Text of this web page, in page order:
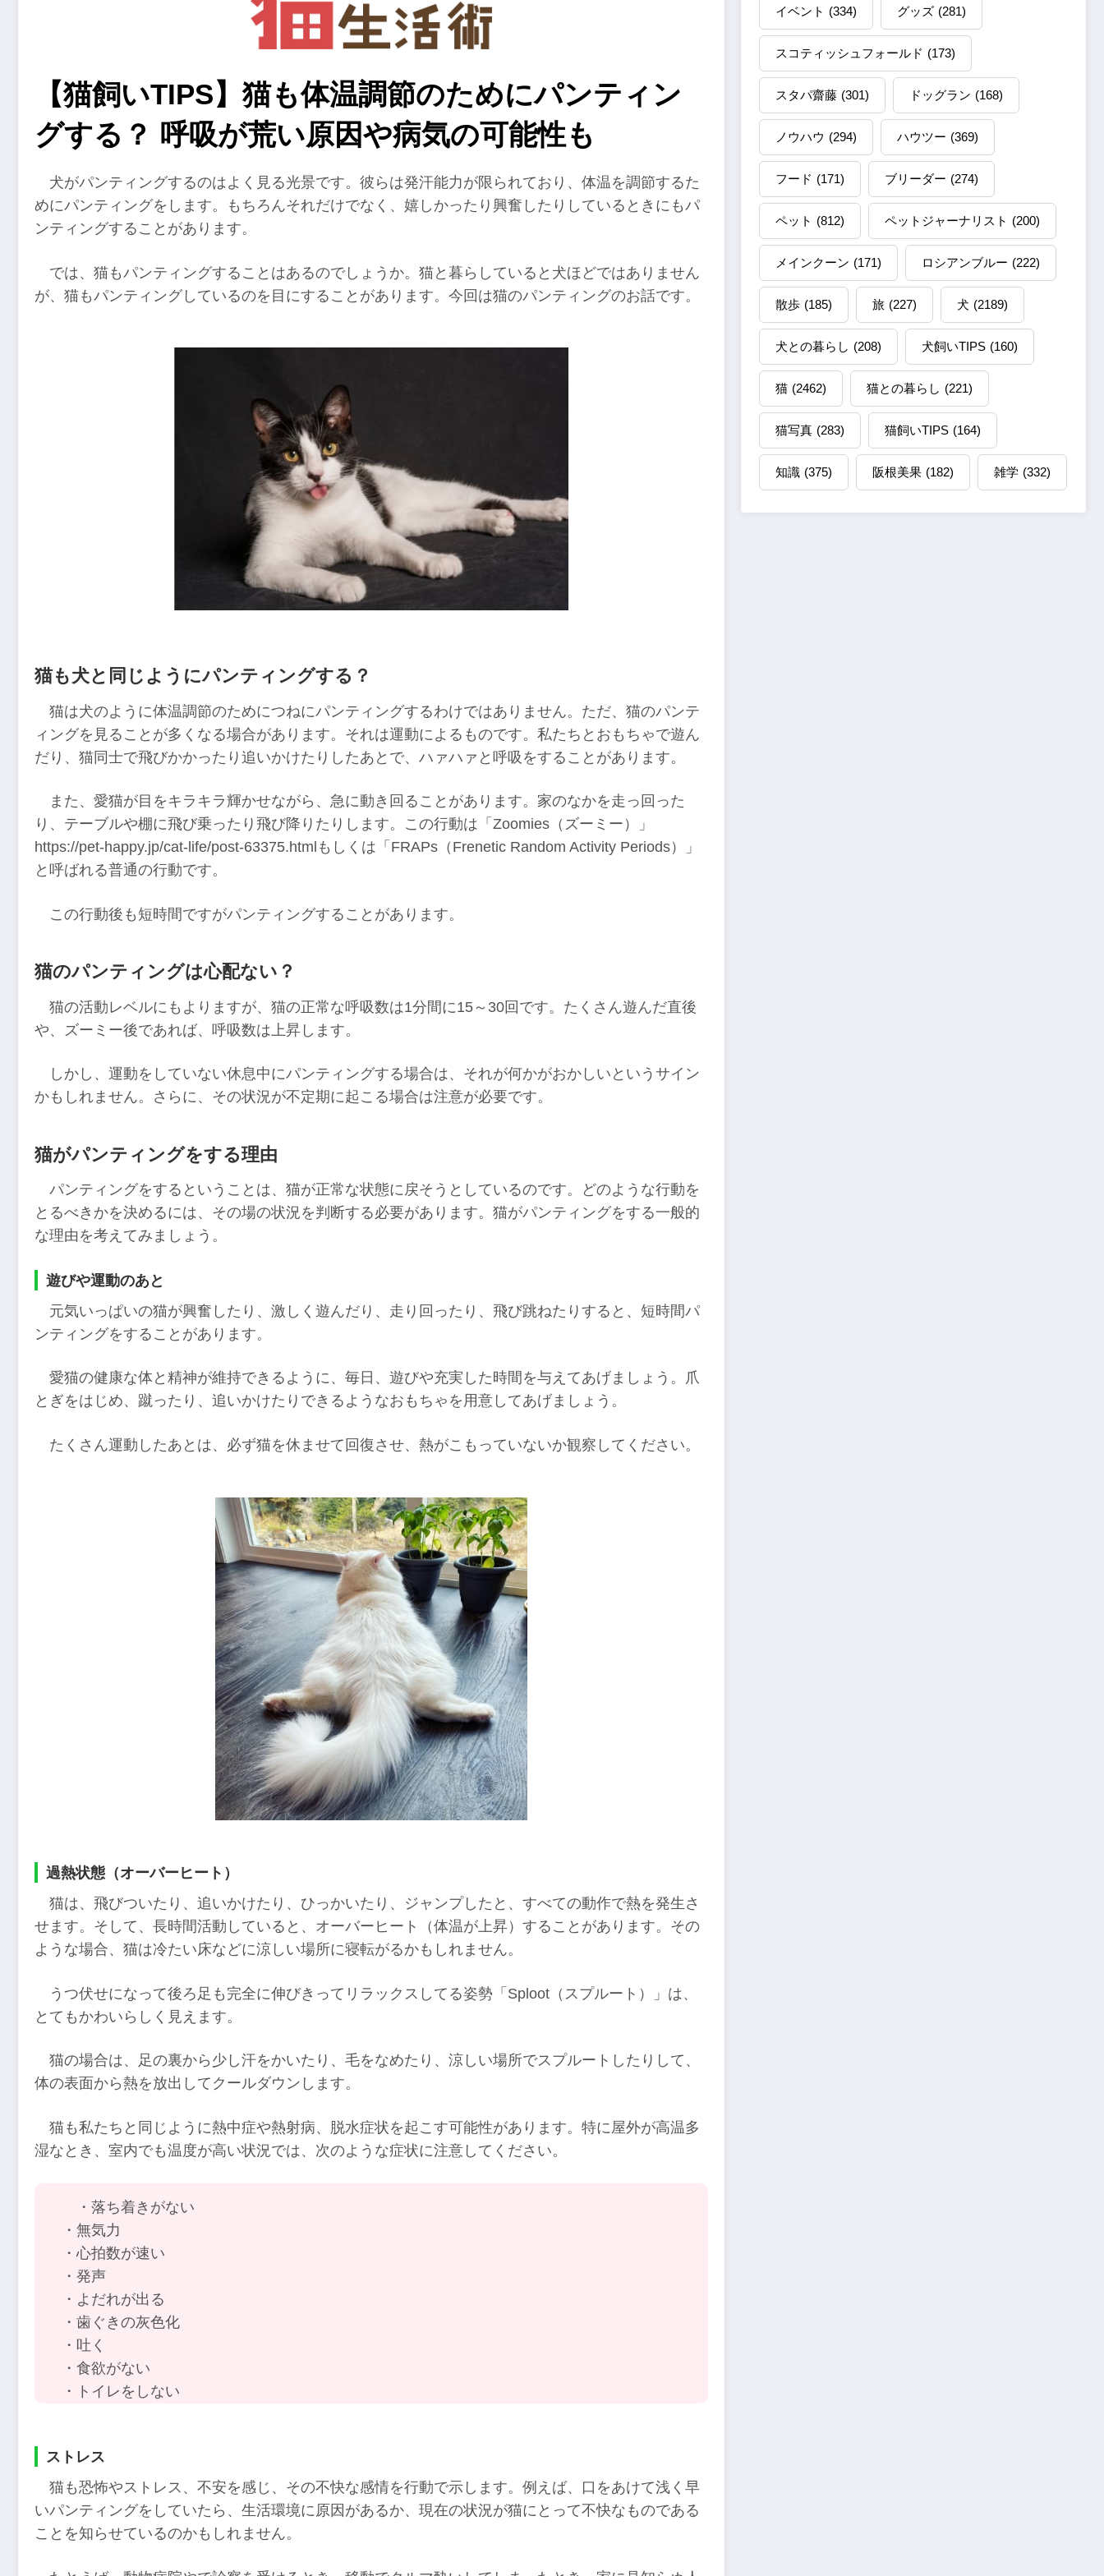
【猫飼いTIPS】猫も体温調節のためにパンティン
グする？ 呼吸が荒い原因や病気の可能性も
犬がパンティングするのはよく見る光景です。彼らは発汗能力が限られており、体温を調節するた
めにパンティングをします。もちろんそれだけでなく、嬉しかったり興奮したりしているときにもパ
ンティングすることがあります。
では、猫もパンティングすることはあるのでしょうか。猫と暮らしていると犬ほどではありません
が、猫もパンティングしているのを目にすることがあります。今回は猫のパンティングのお話です。
猫も犬と同じようにパンティングする？
猫は犬のように体温調節のためにつねにパンティングするわけではありません。ただ、猫のパンテ
ィングを見ることが多くなる場合があります。それは運動によるものです。私たちとおもちゃで遊ん
だり、猫同士で飛びかかったり追いかけたりしたあとで、ハァハァと呼吸をすることがあります。
また、愛猫が目をキラキラ輝かせながら、急に動き回ることがあります。家のなかを走っ回った
り、テーブルや棚に飛び乗ったり飛び降りたりします。この行動は「Zoomies（ズーミー）」
https://pet-happy.jp/cat-life/post-63375.htmlもしくは「FRAPs（Frenetic Random Activity Periods）」
と呼ばれる普通の行動です。
この行動後も短時間ですがパンティングすることがあります。
猫のパンティングは心配ない？
猫の活動レベルにもよりますが、猫の正常な呼吸数は1分間に15～30回です。たくさん遊んだ直後
や、ズーミー後であれば、呼吸数は上昇します。
しかし、運動をしていない休息中にパンティングする場合は、それが何かがおかしいというサイン
かもしれません。さらに、その状況が不定期に起こる場合は注意が必要です。
猫がパンティングをする理由
パンティングをするということは、猫が正常な状態に戻そうとしているのです。どのような行動を
とるべきかを決めるには、その場の状況を判断する必要があります。猫がパンティングをする一般的
な理由を考えてみましょう。
遊びや運動のあと
元気いっぱいの猫が興奮したり、激しく遊んだり、走り回ったり、飛び跳ねたりすると、短時間パ
ンティングをすることがあります。
愛猫の健康な体と精神が維持できるように、毎日、遊びや充実した時間を与えてあげましょう。爪
とぎをはじめ、蹴ったり、追いかけたりできるようなおもちゃを用意してあげましょう。
たくさん運動したあとは、必ず猫を休ませて回復させ、熱がこもっていないか観察してください。
過熱状態（オーバーヒート）
猫は、飛びついたり、追いかけたり、ひっかいたり、ジャンプしたと、すべての動作で熱を発生さ
せます。そして、長時間活動していると、オーバーヒート（体温が上昇）することがあります。その
ような場合、猫は冷たい床などに涼しい場所に寝転がるかもしれません。
うつ伏せになって後ろ足も完全に伸びきってリラックスしてる姿勢「Sploot（スプルート）」は、
とてもかわいらしく見えます。
猫の場合は、足の裏から少し汗をかいたり、毛をなめたり、涼しい場所でスプルートしたりして、
体の表面から熱を放出してクールダウンします。
猫も私たちと同じように熱中症や熱射病、脱水症状を起こす可能性があります。特に屋外が高温多
湿なとき、室内でも温度が高い状況では、次のような症状に注意してください。
・落ち着きがない
・無気力
・心拍数が速い
・発声
・よだれが出る
・歯ぐきの灰色化
・吐く
・食欲がない
・トイレをしない
ストレス
猫も恐怖やストレス、不安を感じ、その不快な感情を行動で示します。例えば、口をあけて浅く早
いパンティングをしていたら、生活環境に原因があるか、現在の状況が猫にとって不快なものである
ことを知らせているのかもしれません。
イベント (334) グッズ (281)
スコティッシュフォールド (173)
スタパ齋藤 (301) ドッグラン (168)
ノウハウ (294) ハウツー (369)
フード (171) ブリーダー (274)
ペット (812) ペットジャーナリスト (200)
メインクーン (171) ロシアンブルー (222)
散歩 (185) 旅 (227) 犬 (2189)
犬との暮らし (208) 犬飼いTIPS (160)
猫 (2462) 猫との暮らし (221)
猫写真 (283) 猫飼いTIPS (164)
知識 (375) 阪根美果 (182) 雑学 (332)